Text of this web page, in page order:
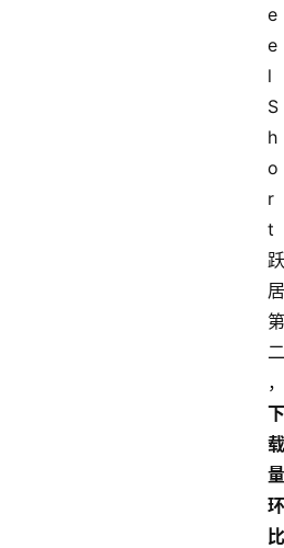
e
e
l
S
h
o
r
t
跃
居
第
二
，
下
载
量
环
比